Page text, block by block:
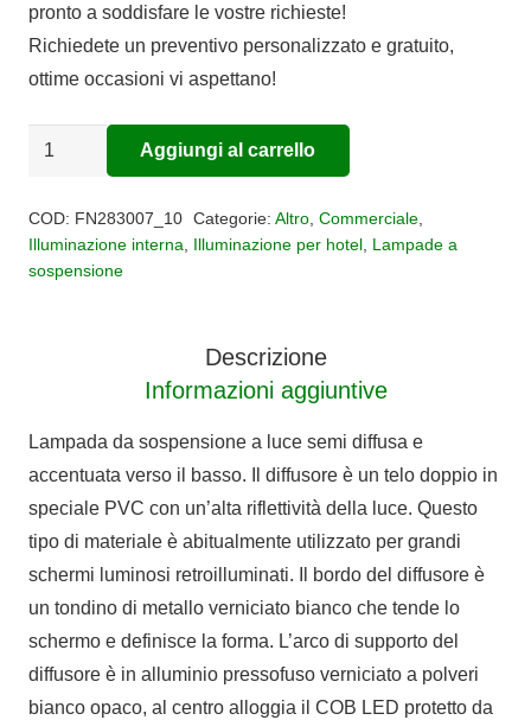
pronto a soddisfare le vostre richieste!
Richiedete un preventivo personalizzato e gratuito,
ottime occasioni vi aspettano!
Sospensione
Aggiungi al carrello
COD: FN283007_10 Categorie: Altro, Commerciale,
Illuminazione interna, Illuminazione per hotel, Lampade a
sospensione
Descrizione
Informazioni aggiuntive
Lampada da sospensione a luce semi diffusa e
accentuata verso il basso. Il diffusore è un telo doppio in
speciale PVC con un’alta riflettività della luce. Questo
tipo di materiale è abitualmente utilizzato per grandi
schermi luminosi retroilluminati. Il bordo del diffusore è
un tondino di metallo verniciato bianco che tende lo
schermo e definisce la forma. L’arco di supporto del
diffusore è in alluminio pressofuso verniciato a polveri
bianco opaco, al centro alloggia il COB LED protetto da